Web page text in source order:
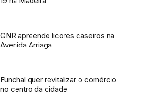
GNR apreende licores caseiros na
Avenida Arriaga
Funchal quer revitalizar o comércio
no centro da cidade